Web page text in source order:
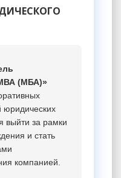
(МБА)»
юридических
выйти за рамки
и стать
компанией.